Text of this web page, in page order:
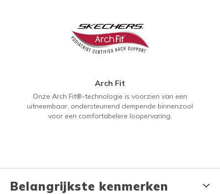
Arch Fit
Onze Arch Fit®-technologie is voorzien van een
uitneembaar, ondersteunend dempende binnenzool
voor een comfortabelere loopervaring.
Belangrijkste kenmerken